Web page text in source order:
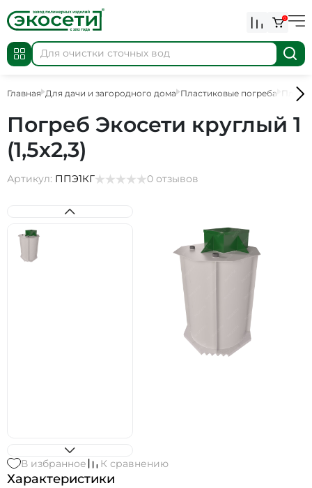
0
Главная Для дачи и загородного дома Пластиковые погреба
Погреб Экосети круглый 1
(1,5х2,3)
Артикул: ППЭ1КГ 0 отзывов
В избранное К сравнению
Характеристики